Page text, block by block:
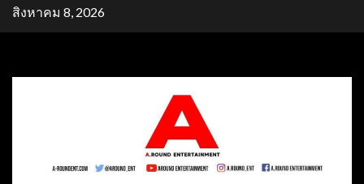
Skipสิงหาคม 8, 2026